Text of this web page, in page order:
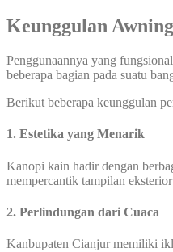
Keunggulan
Penggunaannya yang
beberapa bagian pada suatu
Berikut beberapa keunggulan
1. Estetika yang Menarik
Kanopi kain hadir dengan
mempercantik tampilan
2. Perlindungan dari Cuaca
Kanbupaten Cianjur memiliki